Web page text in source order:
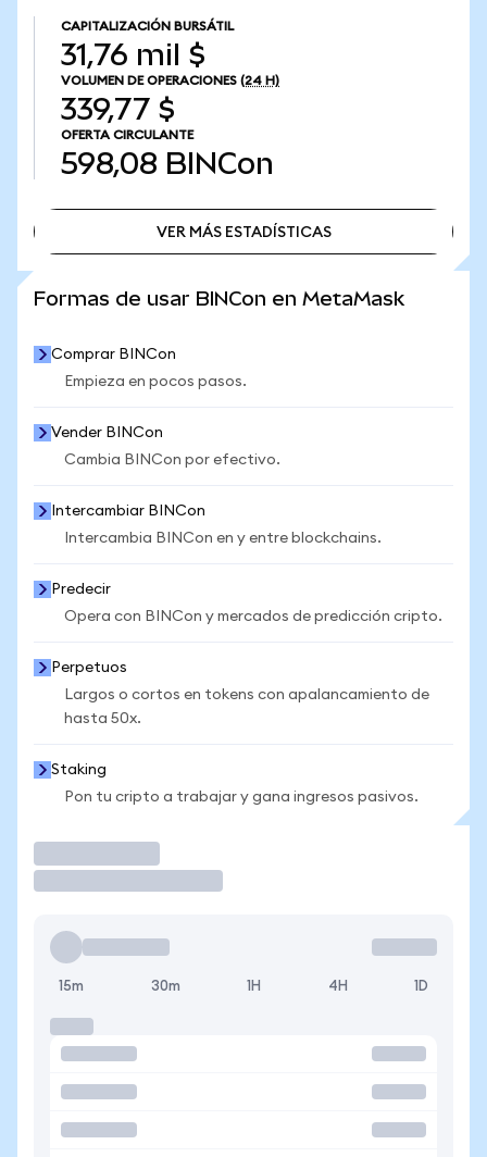
CAPITALIZACIÓN BURSÁTIL
31,76 mil $
VOLUMEN DE OPERACIONES (24 H)
339,77 $
OFERTA CIRCULANTE
598,08 BINCon
VER MÁS ESTADÍSTICAS
Formas de usar BINCon en MetaMask
Comprar BINCon
Empieza en pocos pasos.
Vender BINCon
Cambia BINCon por efectivo.
Intercambiar BINCon
Intercambia BINCon en y entre blockchains.
Predecir
Opera con BINCon y mercados de predicción cripto.
Perpetuos
Largos o cortos en tokens con apalancamiento de
hasta 50x.
Staking
Pon tu cripto a trabajar y gana ingresos pasivos.
15m 30m 1H 4H 1D